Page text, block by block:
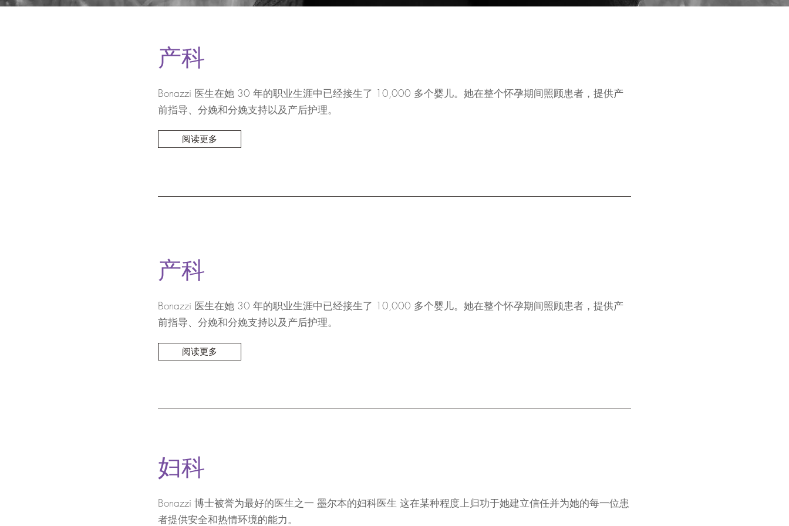
产科
Bonazzi 医生在她 30 年的职业生涯中已经接生了 10,000 多个婴儿。她在整个怀孕期间照顾患者，提供产
前指导、分娩和分娩支持以及产后护理。
阅读更多
产科
Bonazzi 医生在她 30 年的职业生涯中已经接生了 10,000 多个婴儿。她在整个怀孕期间照顾患者，提供产
前指导、分娩和分娩支持以及产后护理。
阅读更多
妇科
Bonazzi 博士被誉为最好的医生之一 墨尔本的妇科医生 这在某种程度上归功于她建立信任并为她的每一位患
者提供安全和热情环境的能力。